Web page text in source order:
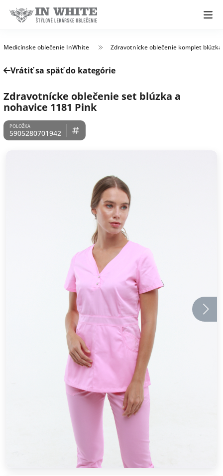
Medicínske oblečenie InWhite Zdravotnícke oblečenie komplet
Vrátiť sa späť do kategórie
Zdravotnícke oblečenie set blúzka a
nohavice 1181 Pink
5905280701942